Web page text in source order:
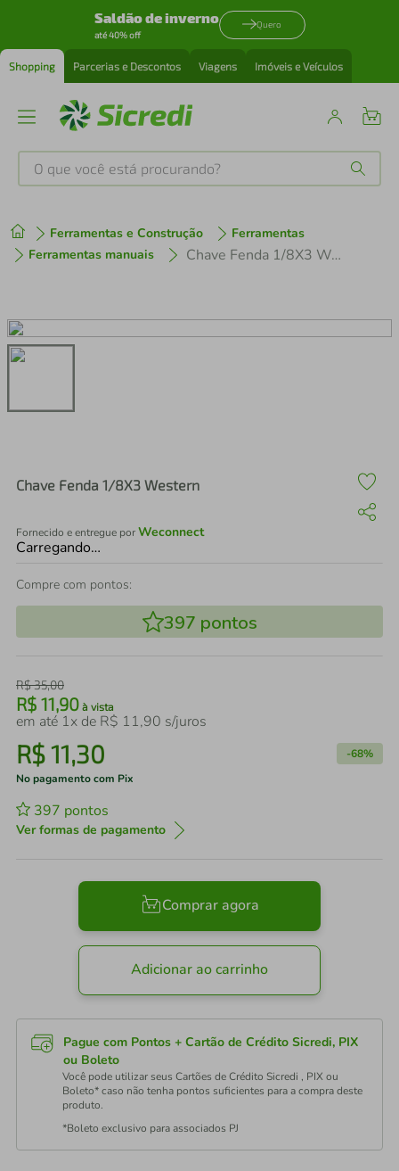
Saldão de inverno
até 40% off
Quero
Shopping Parcerias e Descontos Viagens Imóveis e Veículos
O que você está procurando?
Ferramentas e Construção
Ferramentas
Ferramentas manuais
Chave Fenda 1/8X3 Western
Chave Fenda 1/8X3 Western
Fornecido e entregue porWeconnect
Carregando…
Compre com pontos:
397 pontos
R$35,00
R$ 11,90 à vista
em até 1x de R$ 11,90 s/juros
R$11,30 -68%
No pagamento com Pix
397 pontos
Ver formas de pagamento
Comprar agora
Adicionar ao carrinho
Pague com Pontos + Cartão de Crédito Sicredi, PIX
ou Boleto
Você pode utilizar seus Cartões de Crédito Sicredi , PIX ou
Boleto* caso não tenha pontos suficientes para a compra deste
produto.
*Boleto exclusivo para associados PJ
1º tenis
3º